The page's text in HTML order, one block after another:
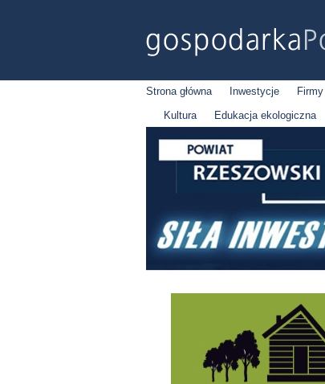
Strona główna Inwestycje Firmy
Kultura
Edukacja ekologiczna